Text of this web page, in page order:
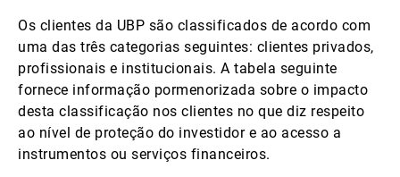
Os clientes da UBP são classificados de acordo com
uma das três categorias seguintes: clientes privados,
profissionais e institucionais. A tabela seguinte
fornece informação pormenorizada sobre o impacto
desta classificação nos clientes no que diz respeito
ao nível de proteção do investidor e ao acesso a
instrumentos ou serviços financeiros.